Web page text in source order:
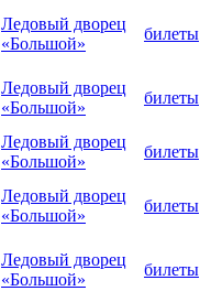
Ледовый дворец
«Большой»
билеты
Ледовый дворец
«Большой»
билеты
Ледовый дворец
«Большой»
билеты
Ледовый дворец
«Большой»
билеты
Ледовый дворец
«Большой»
билеты